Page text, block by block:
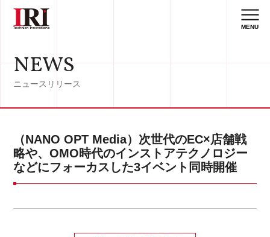
MENU
NEWS
ニュースリリース
（NANO OPT Media）次世代のEC×店舗戦
略や、OMO時代のインストアテクノロジー
などにフォーカスした3イベント同時開催